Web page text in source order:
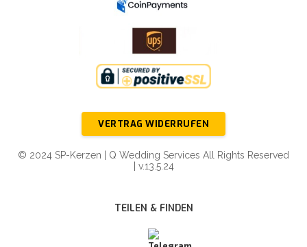
VERTRAG WIDERRUFEN
© 2024 SP-Kerzen | Q Wedding Services All Rights Reserved
| v.13.5.24
TEILEN & FINDEN